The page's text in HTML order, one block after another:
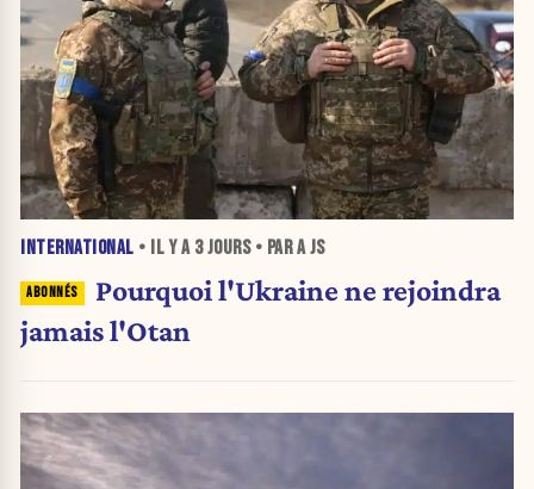
INTERNATIONAL • IL Y A 3 JOURS• PAR A JS
Pourquoi l'Ukraine ne rejoindra
jamais l'Otan